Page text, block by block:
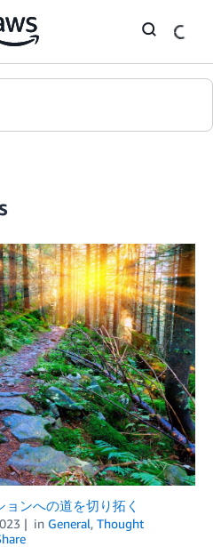
ンへの道を切り拓く
in General, Thought